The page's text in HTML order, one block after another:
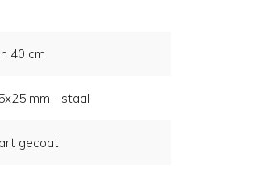
40 cm
mm - staal
gecoat